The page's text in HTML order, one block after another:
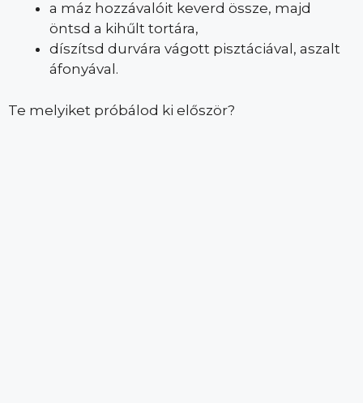
a máz hozzávalóit keverd össze, majd
öntsd a kihűlt tortára,
díszítsd durvára vágott pisztáciával, aszalt
áfonyával.
Te melyiket próbálod ki először?